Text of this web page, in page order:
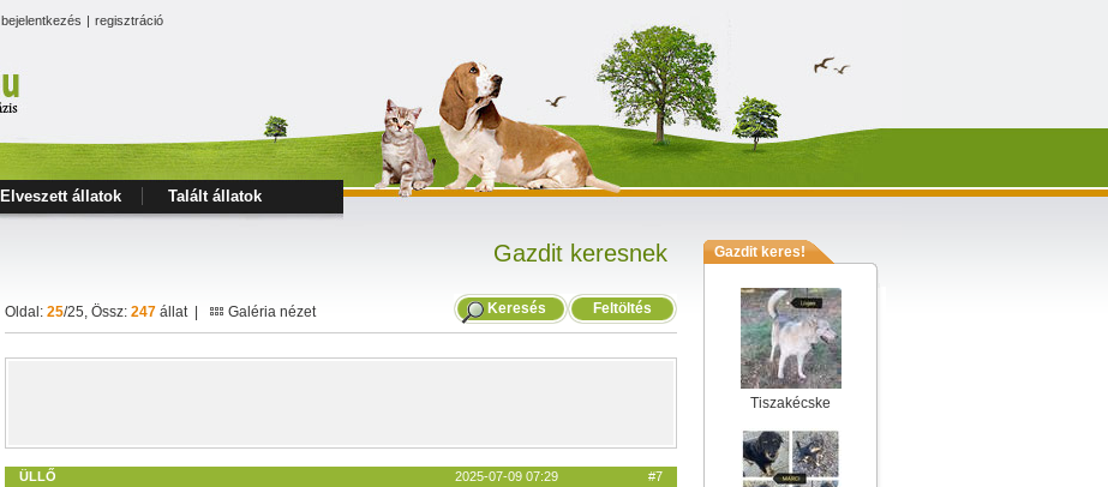
bejelentkezés | regisztráció
Elveszett állatok Talált állatok
Gazdit keresnek
Oldal: 25/25, Össz: 247 állat | Galéria nézet Feltöltés
Keresés
ÜLLŐ 2025-07-09 07:29 #7
Gazdit keres!
Tiszakécske